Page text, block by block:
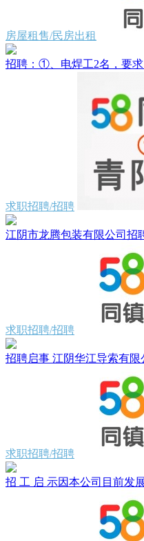
房屋租售/民房出租
招聘：①、电焊工2名，要
求职招聘/招聘
江阴市龙腾包装有限公司招
求职招聘/招聘
招聘启事 江阴华江导索有
求职招聘/招聘
招 工 启 示因本公司目前发